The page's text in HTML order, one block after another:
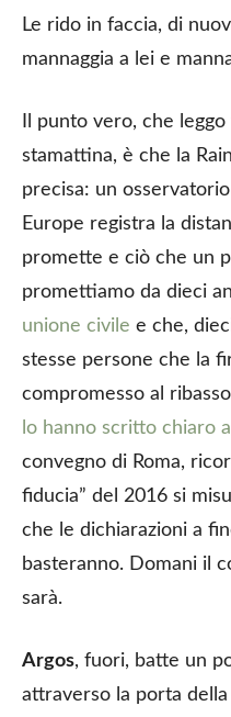
Le rido in faccia, di
mannaggia a lei e
Il punto vero, che
stamattina, è che la
precisa: un
Europe registra la
promette e ciò che un
promettiamo da dieci
unione civile e che,
stesse persone che la
compromesso al
lo hanno scritto chiaro
convegno di Roma,
fiducia” del 2016 si
che le dichiarazioni a
basteranno. Domani il
sarà.
Argos, fuori, batte un
attraverso la porta